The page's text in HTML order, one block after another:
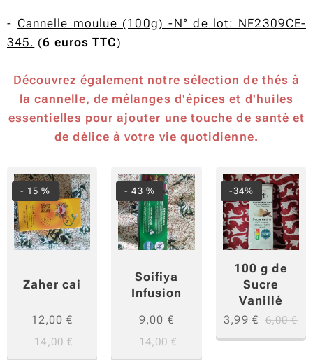
- Cannelle moulue (100g) -N° de lot: NF2309CE-
345. (6 euros TTC)
Découvrez également notre sélection de thés à
la cannelle, de mélanges d'épices et d'huiles
essentielles pour ajouter une touche de santé et
de délice à votre vie quotidienne.
Zaher cai
- 15 %
12,00 €
14,00€
Soifiya
Infusion
- 43 %
9,00 €
14,00€
100 g de
Sucre
Vanillé
-34%
3,99 € 6,00€